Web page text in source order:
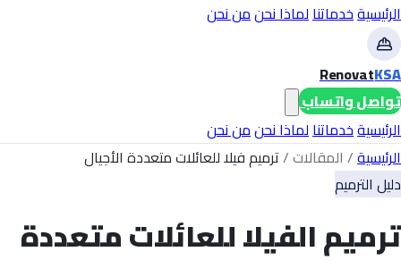
الرئيسيةخدماتنالماذا نحنمن نحن
RenovatKSA
تواصل واتساب
الرئيسيةخدماتنالماذا نحنمن نحن
الرئيسية/ المقالات/ترميم فيلا للعائلات متعددة الأجيال
دليل الترميم
ترميم الفيلا للعائلات متعددة